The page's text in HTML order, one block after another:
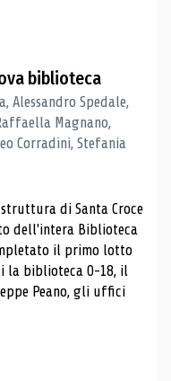
biblioteca
Alessandro Spedale,
Magnano,
Corradini, Stefania
di Santa Croce
dell'intera Biblioteca
il primo lotto
la biblioteca 0-18, il
Peano, gli uffici